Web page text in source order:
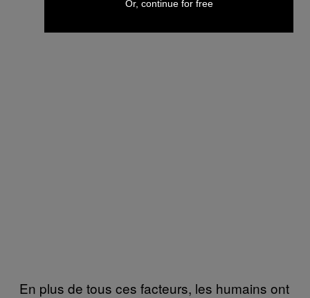
En plus de tous ces facteurs, les humains ont
Or, continue for free